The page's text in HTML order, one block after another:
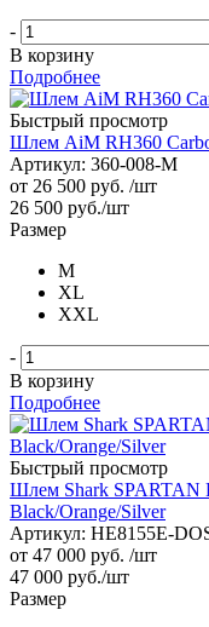
-
В корзину
Подробнее
Быстрый просмотр
Шлем AiM RH360
Артикул: 360-008-M
от 26 500 руб. /шт
26 500 руб./шт
Размер
M
XL
XXL
-
В корзину
Подробнее
Быстрый просмотр
Шлем Shark SPARTAN
Black/Orange/Silver
Артикул: HE8155E-
от 47 000 руб. /шт
47 000 руб./шт
Размер